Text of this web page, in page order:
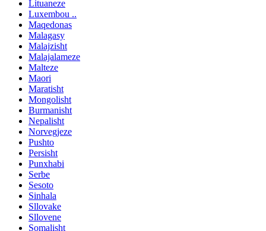
Lituaneze
Luxembou ..
Maqedonas
Malagasy
Malajzisht
Malajalameze
Malteze
Maori
Maratisht
Mongolisht
Burmanisht
Nepalisht
Norvegjeze
Pushto
Persisht
Punxhabi
Serbe
Sesoto
Sinhala
Sllovake
Sllovene
Somalisht